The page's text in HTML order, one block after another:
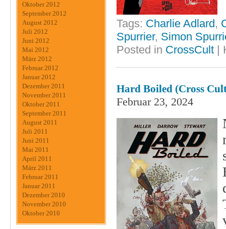
Oktober 2012
September 2012
August 2012
Juli 2012
Juni 2012
Mai 2012
März 2012
Februar 2012
Januar 2012
Dezember 2011
November 2011
Oktober 2011
September 2011
August 2011
Juli 2011
Juni 2011
Mai 2011
April 2011
März 2011
Februar 2011
Januar 2011
Dezember 2010
November 2010
Oktober 2010
Tags: Charlie Adlard,
Spurrier, Simon
Posted in CrossCult |
Hard Boiled (Cross
Februar 23, 2024